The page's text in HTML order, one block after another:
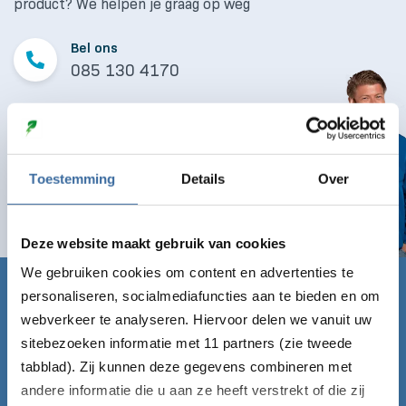
Toestemming Details Over
Deze website maakt gebruik van cookies
We gebruiken cookies om content en advertenties te
personaliseren, socialmediafuncties aan te bieden en om
webverkeer te analyseren. Hiervoor delen we vanuit uw
sitebezoeken informatie met 11 partners (zie tweede
tabblad). Zij kunnen deze gegevens combineren met
andere informatie die u aan ze heeft verstrekt of die zij
product? We helpen je graag op weg
Bel ons
085 130 4170
Naar contactformulier
Claim nu gratis de Laadgids!
Vul onderstaand formulier in en ontvang de Laadgids
direct gratis per mail!